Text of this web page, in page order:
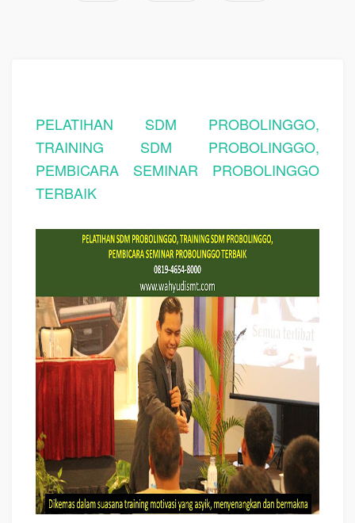
PELATIHAN SDM PROBOLINGGO,
TRAINING SDM PROBOLINGGO,
PEMBICARA SEMINAR PROBOLINGGO
TERBAIK